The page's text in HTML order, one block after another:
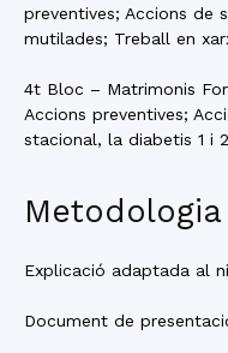
preventives; Accions de
mutilades; Treball en
4t Bloc – Matrimonis
Accions preventives;
stacional, la diabetis 1 i
Metodologia
Explicació adaptada al
Document de